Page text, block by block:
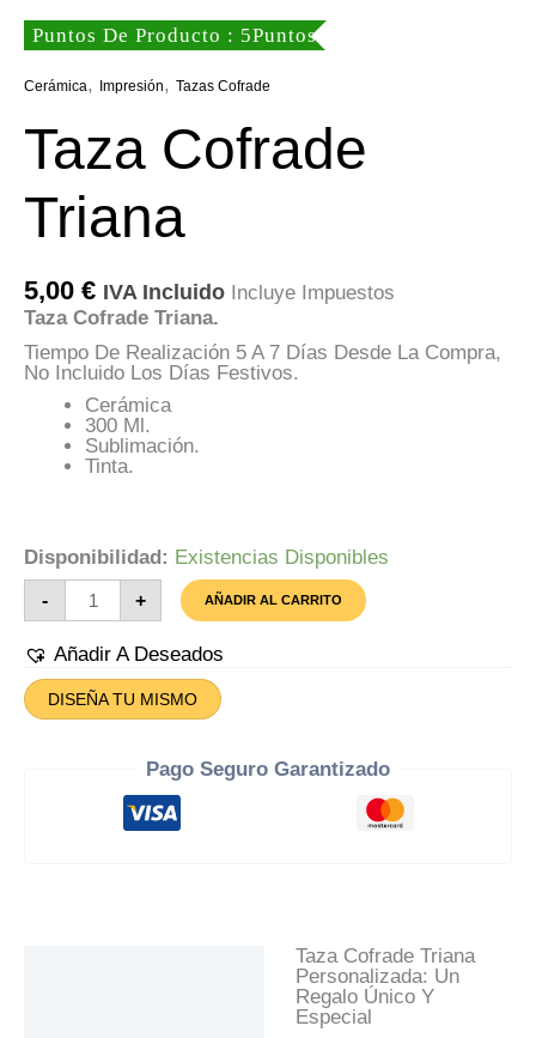
Puntos De Producto : 5Puntos
Cerámica, Impresión, Tazas Cofrade
Taza Cofrade
Triana
5,00 € IVA Incluido Incluye Impuestos
Taza Cofrade Triana.
Tiempo De Realización 5 A 7 Días Desde La Compra,
No Incluido Los Días Festivos.
Cerámica
300 Ml.
Sublimación.
Tinta.
Disponibilidad: Existencias Disponibles
-
Taza
Cofrade
Cantidad
+ AÑADIR AL CARRITO
Añadir A Deseados
DISEÑA TU MISMO
Pago Seguro Garantizado
Taza Cofrade Triana
Personalizada: Un
Regalo Único Y
Especial